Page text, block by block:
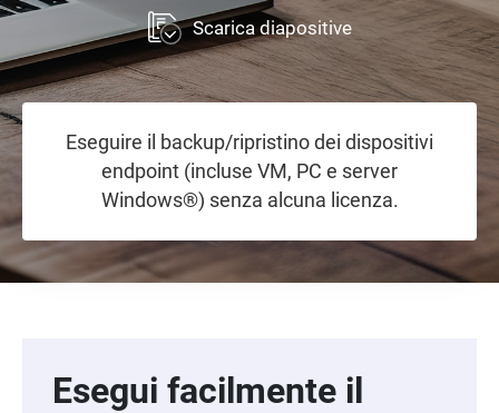
Eseguire il backup/ripristino dei dispositivi
endpoint (incluse VM, PC e server
Windows®) senza alcuna licenza.
Scarica diapositive
Esegui facilmente il